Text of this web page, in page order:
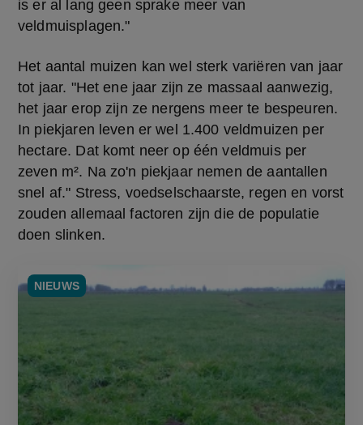
is er al lang geen sprake meer van
veldmuisplagen."
Het aantal muizen kan wel sterk variëren van jaar
tot jaar. "Het ene jaar zijn ze massaal aanwezig,
het jaar erop zijn ze nergens meer te bespeuren.
In piekjaren leven er wel 1.400 veldmuizen per
hectare. Dat komt neer op één veldmuis per
zeven m². Na zo'n piekjaar nemen de aantallen
snel af." Stress, voedselschaarste, regen en vorst
zouden allemaal factoren zijn die de populatie
doen slinken.
NIEUWS